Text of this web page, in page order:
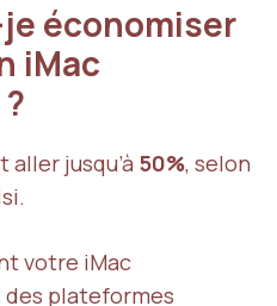
économiser
iMac
jusqu’à 50%, selon
votre iMac
des plateformes